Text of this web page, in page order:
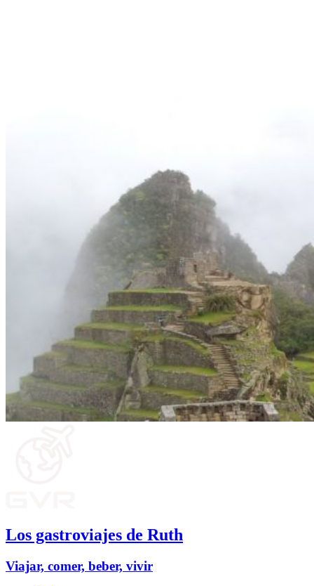
Los gastroviajes de Ruth
Viajar, comer, beber, vivir